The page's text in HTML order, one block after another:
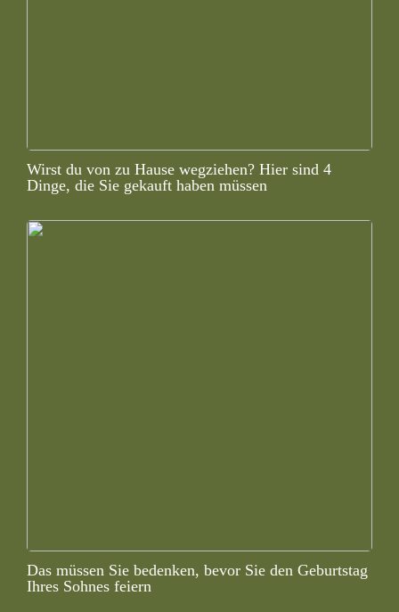
Wirst du von zu Hause wegziehen? Hier sind 4
Dinge, die Sie gekauft haben müssen
Das müssen Sie bedenken, bevor Sie den Geburtstag
Ihres Sohnes feiern